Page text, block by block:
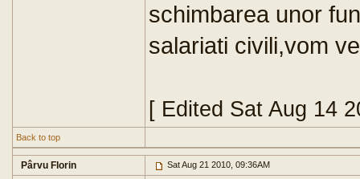
schimbarea unor
salariati civili,vom
[ Edited Sat Aug 14
Back to top
Pârvu Florin Sat Aug 21 2010, 09:36AM